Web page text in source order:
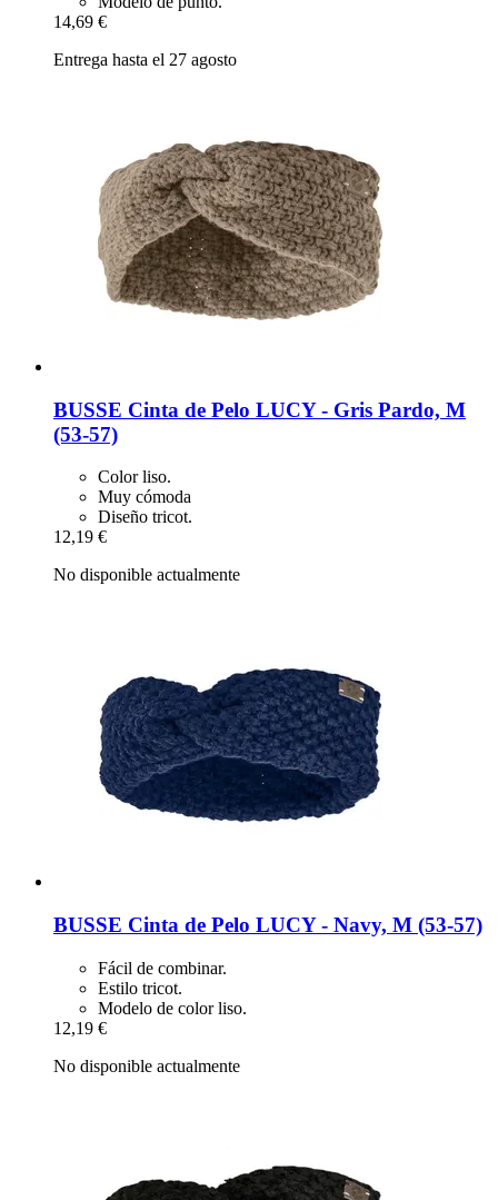
14,69 €
Entrega hasta el 27 agosto
BUSSE Cinta de Pelo LUCY -​ Gris Pardo, M
(53-​57)
Color liso.
Muy cómoda
Diseño tricot.
12,19 €
No disponible actualmente
BUSSE Cinta de Pelo LUCY -​ Navy, M (53-​57)
Fácil de combinar.
Estilo tricot.
Modelo de color liso.
12,19 €
No disponible actualmente